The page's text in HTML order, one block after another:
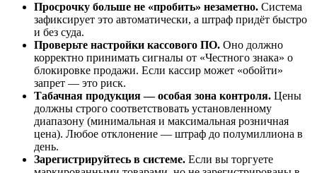
Просрочку больше не «пробить» незаметно. Система
зафиксирует это автоматически, а штраф придёт быстро
и без суда.
Проверьте настройки кассового ПО. Оно должно
корректно принимать сигналы от «Честного знака» о
блокировке продажи. Если кассир может «обойти»
запрет — это риск.
Табачная продукция — особая зона контроля. Цены
должны строго соответствовать установленному
диапазону (минимальная и максимальная розничная
цена). Любое отклонение — штраф до полумиллиона в
день.
Зарегистрируйтесь в системе. Если вы торгуете